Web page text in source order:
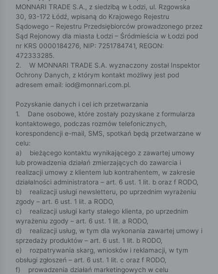
MONNARI TRADE S.A., z siedzibą w Łodzi, ul. Rzgowska
30, 93-172 Łódź, wpisaną do Krajowego Rejestru
Sądowego – Rejestru Przedsiębiorców prowadzonego przez
Sąd Rejonowy dla miasta Łodzi – Śródmieścia w Łodzi pod
nr KRS 0000184276, NIP: 7251784741, REGON:
472333285.
2. W MONNARI TRADE S.A. wyznaczony został Inspektor
Ochrony Danych, z którym kontakt możliwy jest pod
adresem email: iod@monnari.com.pl.
Pozyskanie danych i cel ich przetwarzania
1. Dane osobowe, które zostały pozyskane z formularza
kontaktowego, podczas rozmów telefonicznych,
korespondencji e-mail, SMS, spotkań będą przetwarzane w
celu:
a) bieżącego kontaktu wynikającego z zawartej umowy
lub prowadzenia działań zmierzających do zawarcia i
realizacji umowy z klientem lub kontrahentem, w zakresie
działalności administratora – art. 6 ust. 1 lit. b oraz f RODO,
b) realizacji usługi newsletteru, po uprzednim wyrażeniu
zgody – art. 6 ust. 1 lit. a RODO,
c) realizacji usługi karty stałego klienta, po uprzednim
wyrażeniu zgody – art. 6 ust. 1 lit. a RODO,
d) realizacji usług, w tym dla wykonania zawartej umowy i
sprzedaży produktów – art. 6 ust. 1 lit. b RODO,
e) rozpatrywania skarg, wniosków i reklamacji, w tym
obsługi zgłoszeń – art. 6 ust. 1 lit. c oraz f RODO,
f) prowadzenia działań marketingowych w celu